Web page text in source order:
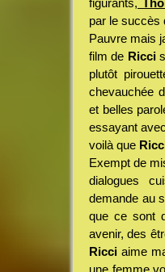
figurants,
par le succès
Pauvre mais
film de Ricci
plutôt
chevauchée
et belles
essayant
voilà que
Exempt de
dialogues
demande au
que ce sont
avenir, des
Ricci aime